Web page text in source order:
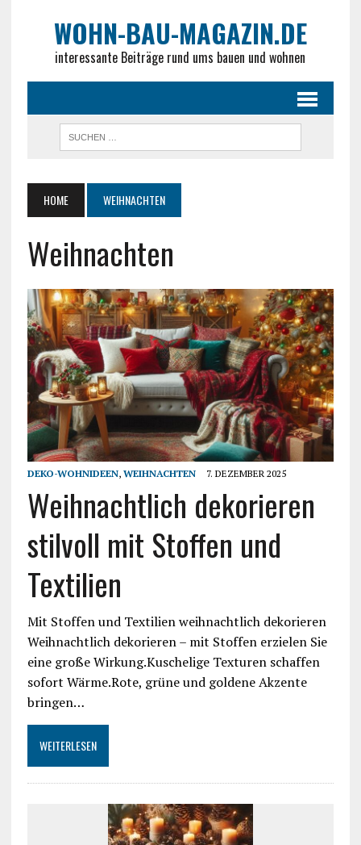
WOHN-BAU-MAGAZIN.DE
interessante Beiträge rund ums bauen und wohnen
HOME WEIHNACHTEN
Weihnachten
DEKO-WOHNIDEEN, WEIHNACHTEN 7. DEZEMBER 2025
Weihnachtlich dekorieren
stilvoll mit Stoffen und
Textilien
Mit Stoffen und Textilien weihnachtlich dekorieren
Weihnachtlich dekorieren – mit Stoffen erzielen Sie
eine große Wirkung.Kuschelige Texturen schaffen
sofort Wärme.Rote, grüne und goldene Akzente
bringen…
WEITERLESEN